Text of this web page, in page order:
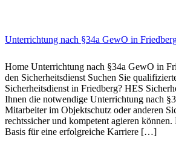
Unterrichtung nach §34a GewO in
Home Unterrichtung nach §34a GewO in
den Sicherheitsdienst Suchen Sie
Sicherheitsdienst in Friedberg? HES
Ihnen die notwendige Unterrichtung nach
Mitarbeiter im Objektschutz oder anderen
rechtssicher und kompetent agieren
Basis für eine erfolgreiche Karriere […]